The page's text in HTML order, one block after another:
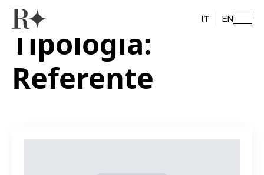
IT EN
Tipologia:
Referente